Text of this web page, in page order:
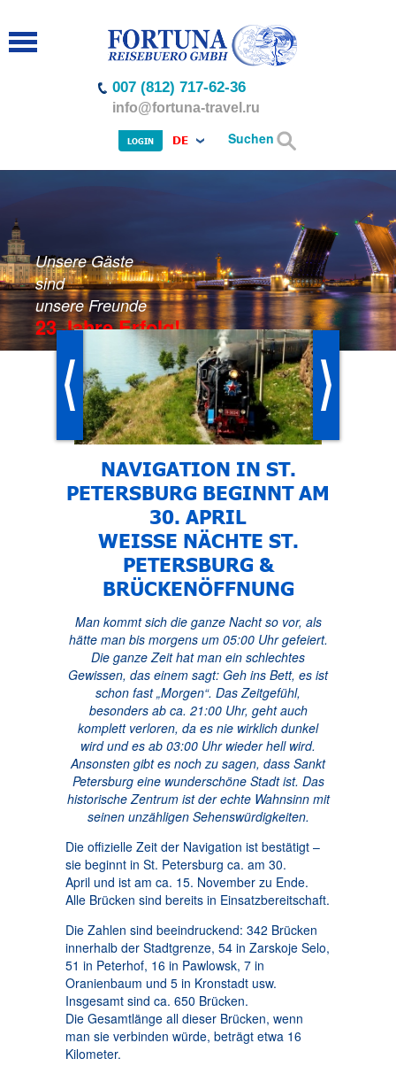
Suchen
007 (812) 717-62-36
info@fortuna-travel.ru
LOGIN DE
Unsere Gäste
sind
unsere Freunde
23 Jahre Erfolg!
NAVIGATION IN ST.
PETERSBURG BEGINNT AM
30. APRIL
WEISSE NÄCHTE ST.
PETERSBURG &
BRÜCKENÖFFNUNG
Man kommt sich die ganze Nacht so vor, als
hätte man bis morgens um 05:00 Uhr gefeiert.
Die ganze Zeit hat man ein schlechtes
Gewissen, das einem sagt: Geh ins Bett, es ist
schon fast „Morgen“. Das Zeitgefühl,
besonders ab ca. 21:00 Uhr, geht auch
komplett verloren, da es nie wirklich dunkel
wird und es ab 03:00 Uhr wieder hell wird.
Ansonsten gibt es noch zu sagen, dass Sankt
Petersburg eine wunderschöne Stadt ist. Das
historische Zentrum ist der echte Wahnsinn mit
seinen unzähligen Sehenswürdigkeiten.
Die offizielle Zeit der Navigation ist bestätigt –
sie beginnt in St. Petersburg ca. am 30.
April und ist am ca. 15. November zu Ende.
Alle Brücken sind bereits in Einsatzbereitschaft.
Die Zahlen sind beeindruckend: 342 Brücken
innerhalb der Stadtgrenze, 54 in Zarskoje Selo,
51 in Peterhof, 16 in Pawlowsk, 7 in
Oranienbaum und 5 in Kronstadt usw.
Insgesamt sind ca. 650 Brücken.
Die Gesamtlänge all dieser Brücken, wenn
man sie verbinden würde, beträgt etwa 16
Kilometer.